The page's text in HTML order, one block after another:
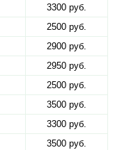
3300 руб.
2500 руб.
2900 руб.
2950 руб.
2500 руб.
3500 руб.
3300 руб.
3500 руб.